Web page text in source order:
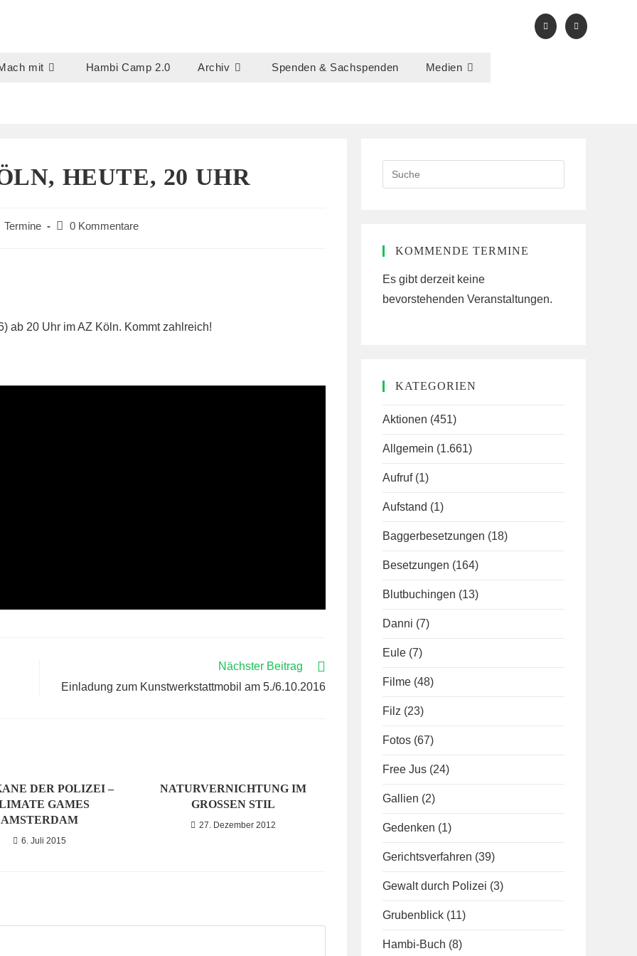
mit Hambi Camp 2.0 Archiv Spenden & Sachspenden Medien
HEUTE, 20 UHR
Termine
Beitrags-
0 Kommentare
ab 20 Uhr im AZ Köln. Kommt zahlreich!
Nächster Beitrag
Einladung zum Kunstwerkstattmobil am 5./6.10.2016
DER POLIZEI –
GAMES
AMSTERDAM
6. Juli 2015
NATURVERNICHTUNG IM
GROSSEN STIL
27. Dezember 2012
this
KOMMENDE TERMINE
Es gibt derzeit keine
bevorstehenden Veranstaltungen.
KATEGORIEN
Aktionen (451)
Allgemein (1.661)
Aufruf (1)
Aufstand (1)
Baggerbesetzungen (18)
Besetzungen (164)
Blutbuchingen (13)
Danni (7)
Eule (7)
Filme (48)
Filz (23)
Fotos (67)
Free Jus (24)
Gallien (2)
Gedenken (1)
Gerichtsverfahren (39)
Gewalt durch Polizei (3)
Grubenblick (11)
Hambi-Buch (8)